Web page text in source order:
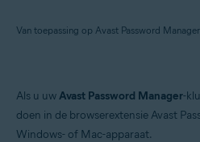
Van toepassing op Avast Password Manager
Producten:
Avast Password Manager
Als u uwAvast Password Manager-
doen in de browserextensie Avast
Windows- of Mac-apparaat.